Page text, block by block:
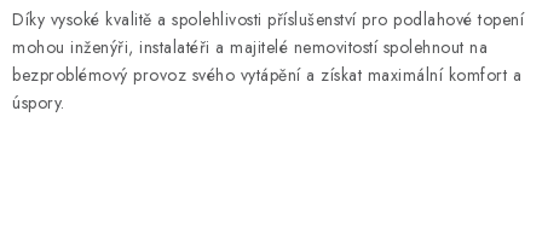
Díky vysoké kvalitě a spolehlivosti příslušenství pro podlahové topení
mohou inženýři, instalatéři a majitelé nemovitostí spolehnout na
bezproblémový provoz svého vytápění a získat maximální komfort a
úspory.